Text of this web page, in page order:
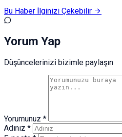
Bu Haber İlginizi Çekebilir
Yorum Yap
Düşüncelerinizi bizimle paylaşın
Yorumunuz *
Adınız *